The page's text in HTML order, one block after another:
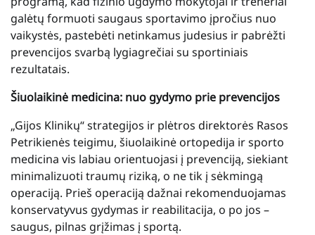
galėtų formuoti saugaus sportavimo įpročius nuo
vaikystės, pastebėti netinkamus judesius ir pabrėžti
prevencijos svarbą lygiagrečiai su sportiniais
rezultatais.
Šiuolaikinė medicina: nuo gydymo prie prevencijos
„Gijos Klinikų“ strategijos ir plėtros direktorės Rasos
Petrikienės teigimu, šiuolaikinė ortopedija ir sporto
medicina vis labiau orientuojasi į prevenciją, siekiant
minimalizuoti traumų riziką, o ne tik į sėkmingą
operaciją. Prieš operaciją dažnai rekomenduojamas
konservatyvus gydymas ir reabilitacija, o po jos –
saugus, pilnas grįžimas į sportą.